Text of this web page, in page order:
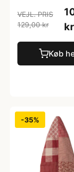
VEJL. PRIS
129,00 kr
kr
Køb
-35%